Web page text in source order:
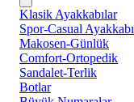
Klasik Ayakkabılar
Spor-Casual Ayakkabı
Makosen-Günlük
Comfort-Ortopedik
Sandalet-Terlik
Botlar